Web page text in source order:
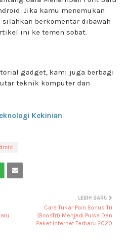
Jika kamu menemukan
berkomentar dibawah
ini ke temen sobat.
gadget, kami juga berbagi
teknik komputer dan
Kekinian
LEBIH BARU
Cara Tukar Poin Bonus Tri
(BonsTri) Menjadi Pulsa Dan
Paket Internet Terbaru 2020